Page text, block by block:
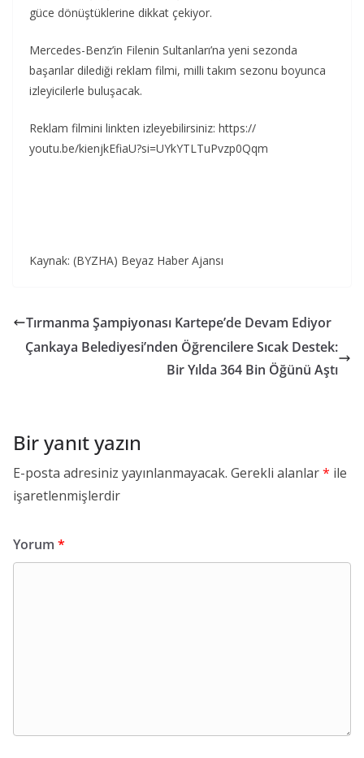
güce dönüştüklerine dikkat çekiyor.
Mercedes-Benz’in Filenin Sultanları’na yeni sezonda
başarılar dilediği reklam filmi, milli takım sezonu boyunca
izleyicilerle buluşacak.
Reklam filmini linkten izleyebilirsiniz: https://
youtu.be/kienjkEfiaU?si=UYkYTLTuPvzp0Qqm
Kaynak: (BYZHA) Beyaz Haber Ajansı
Tırmanma Şampiyonası Kartepe’de Devam Ediyor
Çankaya Belediyesi’nden Öğrencilere Sıcak Destek:
Bir Yılda 364 Bin Öğünü Aştı
Bir yanıt yazın
E-posta adresiniz yayınlanmayacak. Gerekli alanlar* ile
işaretlenmişlerdir
Yorum *